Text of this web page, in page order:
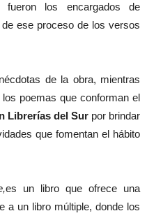
fueron los encargados de
ese proceso de los versos
de la obra, mientras
poemas que conforman el
Librerías del Surpor brindar
que fomentan el hábito
es un libro que ofrece una
a un libro múltiple, donde los